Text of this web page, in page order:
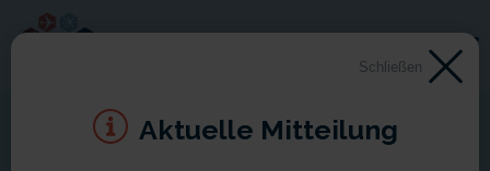
Schließen
Aktuelle Mitteilung